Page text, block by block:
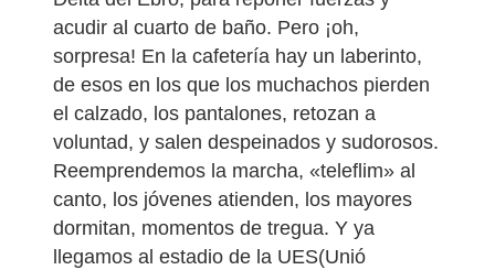
acudir al cuarto de baño. Pero ¡oh,
sorpresa! En la cafetería hay un laberinto,
de esos en los que los muchachos pierden
el calzado, los pantalones, retozan a
voluntad, y salen despeinados y sudorosos.
Reemprendemos la marcha, «teleflim» al
canto, los jóvenes atienden, los mayores
dormitan, momentos de tregua. Y ya
llegamos al estadio de la UES(Unió